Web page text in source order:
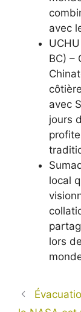
avec
BC) –
avec
jours
local
lors